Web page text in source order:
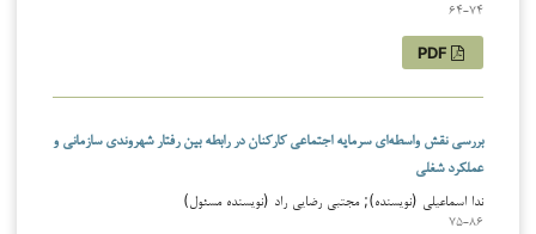
64-74
بررسی نقش واسطه‌ای سرمایه اجتماعی کارکنان در رابطه بین رفتار شهروندی سازمانی و
عملکرد شغلی
ندا اسماعیلی (نویسنده); مجتبی رضایی راد (نویسنده مسئول)
75-86